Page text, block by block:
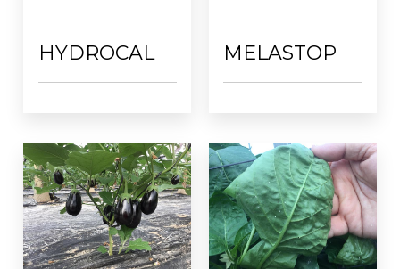
HYDROCAL MELASTOP